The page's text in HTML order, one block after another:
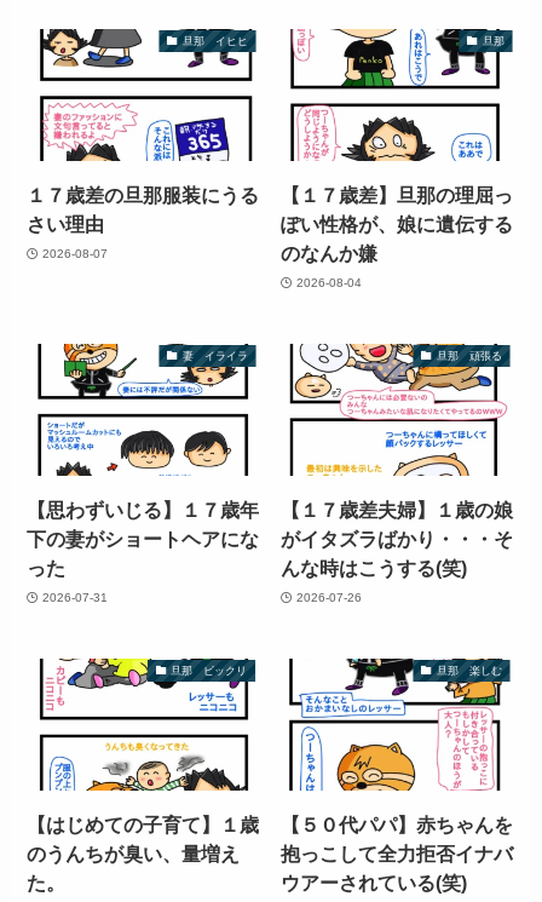
旦那 イヒヒ
１７歳差の旦那服装にうる
さい理由
2026-08-07
旦那
【１７歳差】旦那の理屈っ
ぽい性格が、娘に遺伝する
のなんか嫌
2026-08-04
妻 イライラ
【思わずいじる】１７歳年
下の妻がショートヘアにな
った
2026-07-31
旦那 頑張る
【１７歳差夫婦】１歳の娘
がイタズラばかり・・・そ
んな時はこうする(笑)
2026-07-26
旦那 ビックリ
【はじめての子育て】１歳
のうんちが臭い、量増え
た。
旦那 楽しむ
【５０代パパ】赤ちゃんを
抱っこして全力拒否イナバ
ウアーされている(笑)